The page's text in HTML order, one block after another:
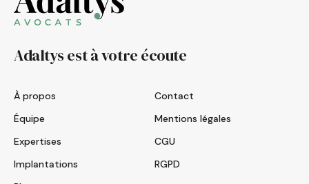
Adaltys est à votre écoute
À propos
Équipe
Expertises
Implantations
Contact
Mentions légales
CGU
RGPD